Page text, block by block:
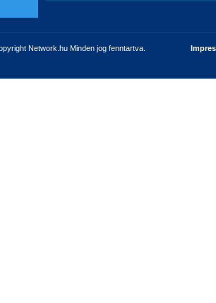
Network.hu Minden jog fenntartva.